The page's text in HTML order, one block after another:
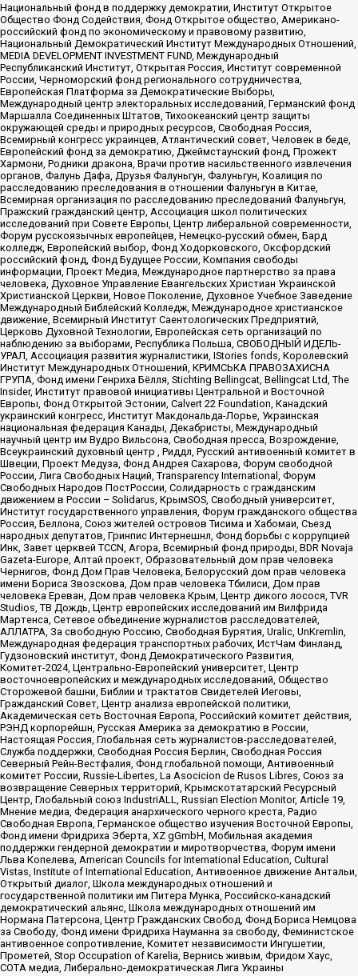
Национальный фонд в поддержку демократии, Институт Открытое
Общество Фонд Содействия, Фонд Открытое общество, Американо-
российский фонд по экономическому и правовому развитию,
Национальный Демократический Институт Международных Отношений,
MEDIA DEVELOPMENT INVESTMENT FUND, Международный
Республиканский Институт, Открытая Россия, Институт современной
России, Черноморский фонд регионального сотрудничества,
Европейская Платформа за Демократические Выборы,
Международный центр электоральных исследований, Германский фонд
Маршалла Соединенных Штатов, Тихоокеанский центр защиты
окружающей среды и природных ресурсов, Свободная Россия,
Всемирный конгресс украинцев, Атлантический совет, Человек в беде,
Европейский фонд за демократию, Джеймстаунский фонд, Прожект
Хармони, Родники дракона, Врачи против насильственного извлечения
органов, Фалунь Дафа, Друзья Фалуньгун, Фалуньгун, Коалиция по
расследованию преследования в отношении Фалуньгун в Китае,
Всемирная организация по расследованию преследований Фалуньгун,
Пражский гражданский центр, Ассоциация школ политических
исследований при Совете Европы, Центр либеральной современности,
Форум русскоязычных европейцев, Немецко-русский обмен, Бард
колледж, Европейский выбор, Фонд Ходорковского, Оксфордский
российский фонд, Фонд Будущее России, Компания свободы
информации, Проект Медиа, Международное партнерство за права
человека, Духовное Управление Евангельских Христиан Украинской
Христианской Церкви, Новое Поколение, Духовное Учебное Заведение
Международный Библейский Колледж, Международное христианское
движение, Всемирный Институт Саентологических Предприятий,
Церковь Духовной Технологии, Европейская сеть организаций по
наблюдению за выборами, Республика Польша, СВОБОДНЫЙ ИДЕЛЬ-
УРАЛ, Ассоциация развития журналистики, IStories fonds, Королевский
Институт Международных Отношений, КРИМСЬКА ПРАВОЗАХИСНА
ГРУПА, Фонд имени Генриха Бёлля, Stichting Bellingcat, Bellingcat Ltd, The
Insider, Институт правовой инициативы Центральной и Восточной
Европы, Фонд Открытой Эстонии, Calvert 22 Foundation, Канадский
украинский конгресс, Институт Макдональда-Лорье, Украинская
национальная федерация Канады, Декабристы, Международный
научный центр им Вудро Вильсона, Свободная пресса, Возрождение,
Всеукраинский духовный центр , Риддл, Русский антивоенный комитет в
Швеции, Проект Медуза, Фонд Андрея Сахарова, Форум свободной
России, Лига Свободных Наций, Transparеncy International, Форум
Свободных Народов ПостРоссии, Солидарность с гражданским
движением в России – Solidarus, КрымSOS, Свободный университет,
Институт государственного управления, Форум гражданского общества
Россия, Беллона, Союз жителей островов Тисима и Хабомаи, Съезд
народных депутатов, Гринпис Интернешнл, Фонд борьбы с коррупцией
Инк, Завет церквей TCCN, Агора, Всемирный фонд природы, BDR Novaja
Gazeta-Europe, Алтай проект, Образовательный дом прав человека
Чернигов, Фонд Дом Прав Человека, Белорусский дом прав человека
имени Бориса Звозскова, Дом прав человека Тбилиси, Дом прав
человека Ереван, Дом прав человека Крым, Центр дикого лосося, TVR
Studios, ТВ Дождь, Центр европейских исследований им Вилфрида
Мартенса, Сетевое объединение журналистов расследователей,
АЛЛАТРА, За свободную Россию, Свободная Бурятия, Uralic, UnKremlin,
Международная федерация транспортных рабочих, ИстЧам Финланд,
Гудзоновский институт, Фонд Демократического Развития,
Комитет-2024, Центрально-Европейский университет, Центр
восточноевропейских и международных исследований, Общество
Сторожевой башни, Библии и трактатов Свидетелей Иеговы,
Гражданский Совет, Центр анализа европейской политики,
Академическая сеть Восточная Европа, Российский комитет действия,
РЭНД корпорейшн, Русская Америка за демократию в России,
Настоящая Россия, Глобальная сеть журналистов-расследователей,
Служба поддержки, Свободная Россия Берлин, Свободная Россия
Северный Рейн-Вестфалия, Фонд глобальной помощи, Антивоенный
комитет России, Russie-Libertes, La Asocicion de Rusos Libres, Союз за
возвращение Северных территорий, Крымскотатарский Ресурсный
Центр, Глобальный союз IndustriALL, Russian Election Monitor, Article 19,
Мнение медиа, Федерация анархического черного креста, Радио
Свободная Европа, Германское общество изучения Восточной Европы,
Фонд имени Фридриха Эберта, XZ gGmbH, Мобильная академия
поддержки гендерной демократии и миротворчества, Форум имени
Льва Копелева, American Councils for International Education, Cultural
Vistas, Institute of International Education, Антивоенное движение Антальи,
Открытый диалог, Школа международных отношений и
государственной политики им Питера Мунка, Российско-канадский
демократический альянс, Школа международных отношений им
Нормана Патерсона, Центр Гражданских Свобод, Фонд Бориса Немцова
за Свободу, Фонд имени Фридриха Науманна за свободу, Феминистское
антивоенное сопротивление, Комитет независимости Ингушетии,
Прометей, Stop Occupation of Karelia, Вернись живым, Фридом Хаус,
СОТА медиа, Либерально-демократическая Лига Украины